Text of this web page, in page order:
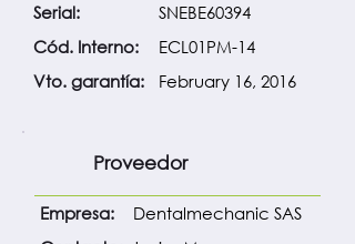
Serial:
SNEBE60394
Cód. Interno:
ECL01PM-14
Vto. garantía:
February 16, 2016
Proveedor
Empresa:
Dentalmechanic SAS